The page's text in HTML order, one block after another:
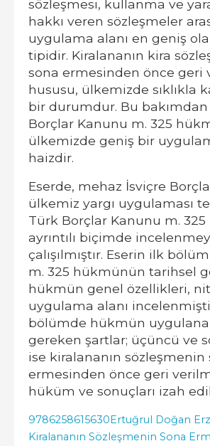
sözleşmesi, kullanma ve
hakkı veren sözleşmeler
uygulama alanı en geniş
tipidir. Kiralananın kira
sona ermesinden önce geri
hususu, ülkemizde sıklıkla
bir durumdur. Bu
Borçlar Kanunu m. 325
ülkemizde geniş bir
haizdir.
Eserde, mehaz İsviçre
ülkemiz yargı uygulaması
Türk Borçlar Kanunu m.
ayrıntılı biçimde
çalışılmıştır. Eserin ilk
m. 325 hükmünün tarihsel
hükmün genel özellikleri,
uygulama alanı
bölümde hükmün
gereken şartlar; üçüncü ve
ise kiralananın sözleşmenin
ermesinden önce geri
hüküm ve sonuçları izah
9786258615630Ertuğrul Doğan
Kiralananın Sözleşmenin Sona